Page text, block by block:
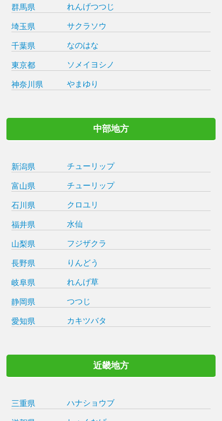
群馬県 れんげつつじ
埼玉県 サクラソウ
千葉県 なのはな
東京都 ソメイヨシノ
神奈川県 やまゆり
中部地方
新潟県 チューリップ
富山県 チューリップ
石川県 クロユリ
福井県 水仙
山梨県 フジザクラ
長野県 りんどう
岐阜県 れんげ草
静岡県 つつじ
愛知県 カキツバタ
近畿地方
三重県 ハナショウブ